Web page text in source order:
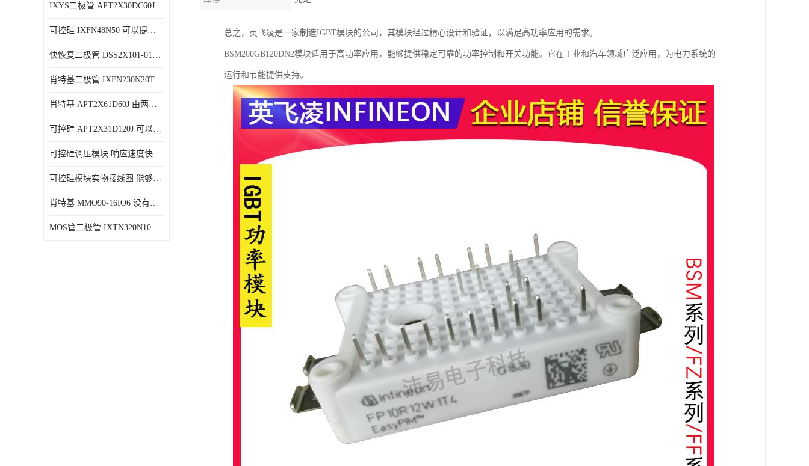
IXYS二极管 APT2X30DC60J 结构简单
可控硅 IXFN48N50 可以提供稳定的电压输出
快恢复二极管 DSS2X101-015A 具有较高的可靠性
肖特基二极管 IXFN230N20T 可以提供稳定的电压输出
肖特基 APT2X61D60J 由两个半导体材料组成
可控硅 APT2X31D120J 可以提供稳定的电压输出
可控硅调压模块 响应速度快 可控性强
可控硅模块实物接线图 能够减少能量损耗 响应速度快
肖特基 MMO90-16IO6 没有机械移动部件
MOS管二极管 IXTN320N10T 由两个半导体材料组成
总之，英飞凌是一家制造IGBT模块的公司，其模块经过精心设计和验证，以满足高功率应用的需求。
BSM200GB120DN2模块适用于高功率应用，能够提供稳定可靠的功率控制和开关功能。它在工业和汽车领域广泛应用，为电力系统的
运行和节能提供支持。